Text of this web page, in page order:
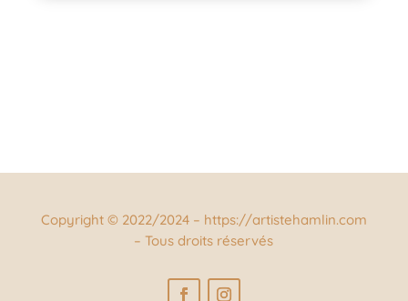
Copyright © 2022/2024 – https://artistehamlin.com
– Tous droits réservés